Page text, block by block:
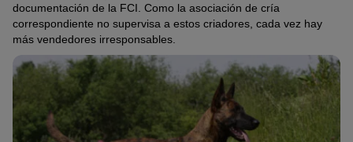
documentación de la FCI. Como la asociación de cría
correspondiente no supervisa a estos criadores, cada vez hay
más vendedores irresponsables.